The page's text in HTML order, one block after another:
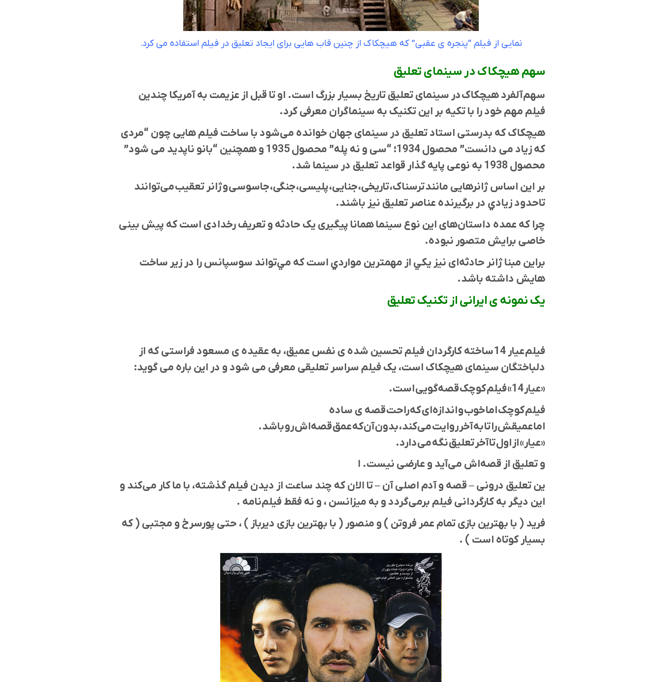
نمایی از فیلم “پنجره ی عقبی” که هیچکاک از چنین قاب هایی برای ایجاد تعلیق در فیلم استفاده می کرد.
سهم هیچکاک در سینمای تعلیق
سهم آلفرد هیچکاک در سینمای تعليق تاریخ بسیار بزرگ است. او تا قبل از عزیمت به آمریکا چندین
فیلم مهم خود را با تکیه بر این تکنیک به سینماگران معرفی کرد.
هیچکاک که بدرستی استاد تعلیق در سینمای جهان خوانده می‌شود با ساخت فیلم هایی چون “مردی
که زیاد می دانست” محصول 1934؛ “سی و نه پله” محصول 1935 و همچنین “بانو ناپدید می شود”
محصول 1938 به نوعی پایه گذار قواعد تعليق در سینما شد.
بر این اساس ژانر‌هایی مانند ترسناک، تاریخی، جنایی، پلیسی، جنگی، جاسوسی و ژانر تعقیب می‌توانند
تاحدود زيادي در برگیرنده عناصر تعليق نیز باشند.
چرا که عمده داستان‌های این نوع سینما همانا پیگیری یک حادثه و تعریف رخدادی است که پیش بینی
خاصی برایش متصور نبوده.
براین مبنا ژانر حادثه‌ای نيز يكي از مهمترين مواردي است كه مي‌تواند سوسپانس را در زير ساخت
هايش داشته باشد.
یک نمونه ی ایرانی از تکنیک تعلیق
فیلم عیار 14 ساخته کارگردان فیلم تحسین شده ی نفس عمیق، به عقیده ی مسعود فراستی که از
دلباختگان سینمای هیچکاک است، یک فیلم سراسر تعلیقی معرفی می شود و در این باره می گوید:
«عیار 14» فیلم کوچک قصه‌گویی است.
فیلم کوچک اما خوب و اندازه‌ای که راحت قصه ی ساده
اما عمیقش را تا به آخر روایت می‌کند، بدون آن‌که عمق قصه‌اش رو باشد.
«عیار» از اول تا آخر تعلیق نگه می‌دارد.
و تعلیق از قصه‌اش می‌آید و عارضی نیست. ا
ین تعلیق درونی – قصه و آدم اصلی آن – تا الان که چند ساعت از دیدن فیلم گذشته، با ما کار می‌کند و
این دیگر به کارگردانی فیلم برمی‌گردد و به میزانسن ، و نه فقط فیلم‌نامه .
فرید ( با بهترین بازی تمام عمر فروتن ) و منصور ( با بهترین بازی دیرباز ) ، حتی پورسرخ و مجتبی ( که
بسیار کوتاه است ) .